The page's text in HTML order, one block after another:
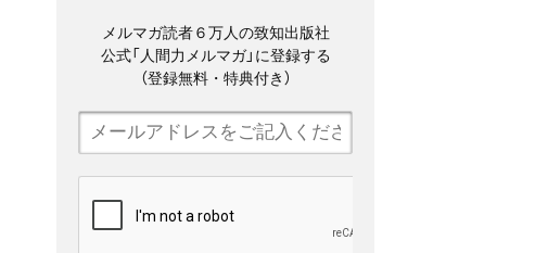
メルマガ読者６万人の致知出版社
公式「人間力メルマガ」に登録する
（登録無料・特典付き）